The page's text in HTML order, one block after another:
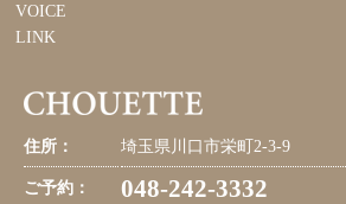
VOICE
LINK
住所： 埼玉県川口市栄町2-3-9
ご予約： 048-242-3332